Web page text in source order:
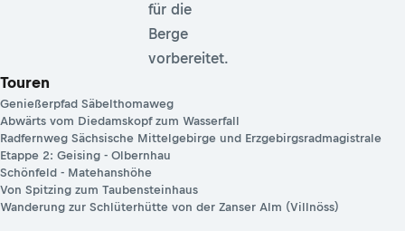
für die
Berge
vorbereitet.
Touren
Genießerpfad Säbelthomaweg
Abwärts vom Diedamskopf zum Wasserfall
Radfernweg Sächsische Mittelgebirge und Erzgebirgsradmagistrale
Etappe 2: Geising - Olbernhau
Schönfeld - Matehanshöhe
Von Spitzing zum Taubensteinhaus
Wanderung zur Schlüterhütte von der Zanser Alm (Villnöss)